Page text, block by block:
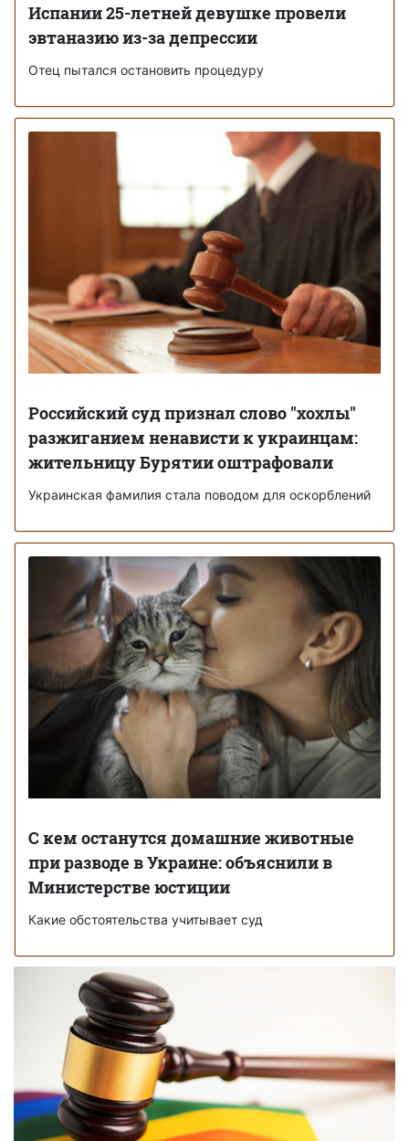
Испании 25-летней девушке провели
эвтаназию из-за депрессии
Отец пытался остановить процедуру
Российский суд признал слово "хохлы"
разжиганием ненависти к украинцам:
жительницу Бурятии оштрафовали
Украинская фамилия стала поводом для оскорблений
С кем останутся домашние животные
при разводе в Украине: объяснили в
Министерстве юстиции
Какие обстоятельства учитывает суд